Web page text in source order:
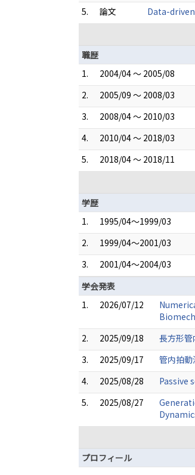
5.
論文
Data-
職歴
1.
2004/04 ～ 2005/08
2.
2005/09 ～ 2008/03
3.
2008/04 ～ 2010/03
4.
2010/04 ～ 2018/03
5.
2018/04 ～ 2018/11
学歴
1.
1995/04～1999/03
2.
1999/04～2001/03
3.
2001/04～2004/03
学会発表
1.
2026/07/12
2.
2025/09/18
長方形
3.
2025/09/17
管内拍
4.
2025/08/28
Passive
5.
2025/08/27
プロフィール